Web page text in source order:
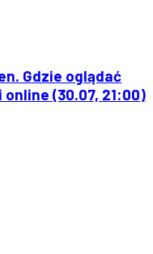
Gdzie oglądać
online (30.07, 21:00)